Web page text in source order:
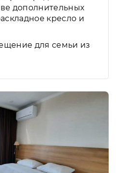
дополнительных
кресло и
для семьи из